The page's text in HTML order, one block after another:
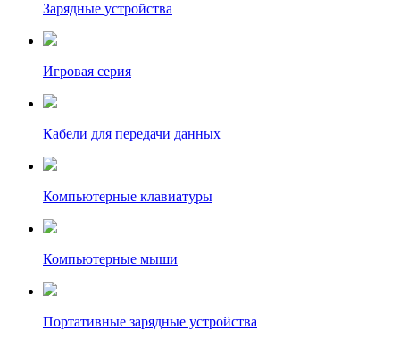
Зарядные устройства
Игровая серия
Кабели для передачи данных
Компьютерные клавиатуры
Компьютерные мыши
Портативные зарядные устройства